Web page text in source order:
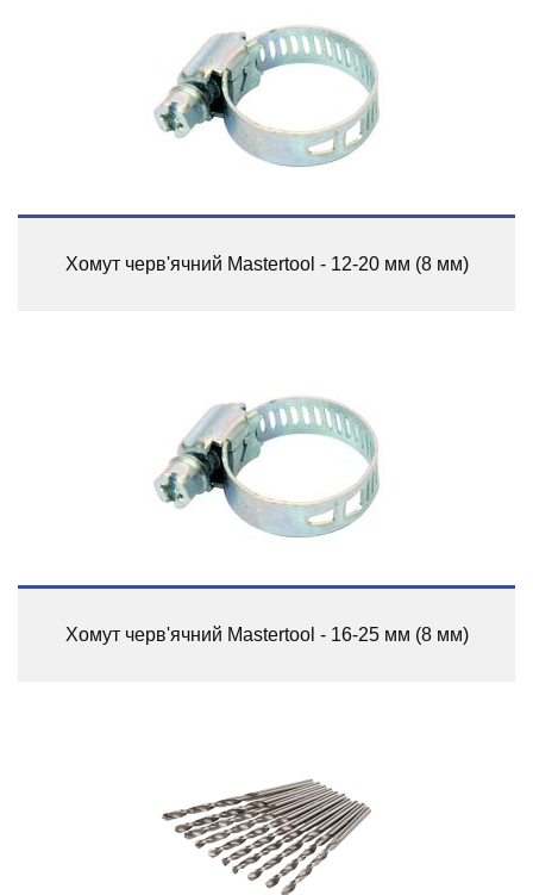
Хомут черв'ячний Mastertool - 12-20 мм (8 мм)
Хомут черв'ячний Mastertool - 16-25 мм (8 мм)